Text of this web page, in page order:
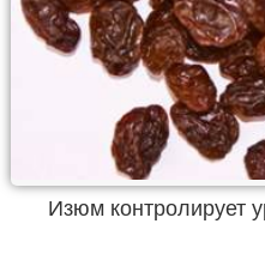
Изюм контролирует